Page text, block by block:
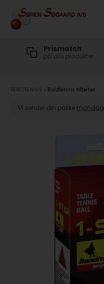
Prismatch
på alle produkter
BORDTENNIS Bordtennis tilbehør
Vi sender din pakke mandag